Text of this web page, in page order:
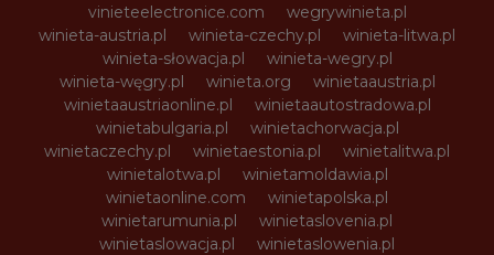
vinieteelectronice.com
wegrywinieta.pl
winieta-austria.pl
winieta-czechy.pl
winieta-litwa.pl
winieta-słowacja.pl
winieta-wegry.pl
winieta-węgry.pl
winieta.org
winietaaustria.pl
winietaaustriaonline.pl
winietaautostradowa.pl
winietabulgaria.pl
winietachorwacja.pl
winietaczechy.pl
winietaestonia.pl
winietalitwa.pl
winietalotwa.pl
winietamoldawia.pl
winietaonline.com
winietapolska.pl
winietarumunia.pl
winietaslovenia.pl
winietaslowacja.pl
winietaslowenia.pl